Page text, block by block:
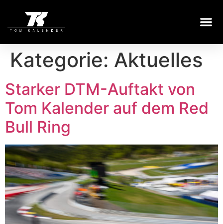
Kategorie: Aktuelles
Starker DTM-Auftakt von
Tom Kalender auf dem Red
Bull Ring